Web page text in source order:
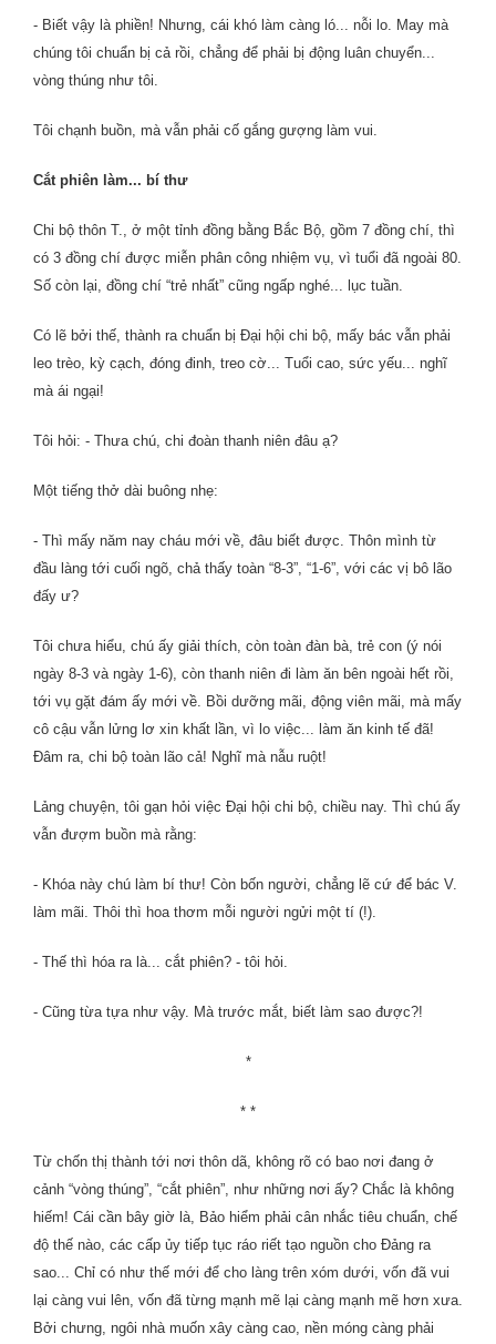
- Biết vậy là phiền! Nhưng, cái khó làm càng ló... nỗi lo. May mà
chúng tôi chuẩn bị cả rồi, chẳng để phải bị động luân chuyển...
vòng thúng như tôi.
Tôi chạnh buồn, mà vẫn phải cố gắng gượng làm vui.
Cắt phiên làm... bí thư
Chi bộ thôn T., ở một tỉnh đồng bằng Bắc Bộ, gồm 7 đồng chí, thì
có 3 đồng chí được miễn phân công nhiệm vụ, vì tuổi đã ngoài 80.
Số còn lại, đồng chí “trẻ nhất” cũng ngấp nghé... lục tuần.
Có lẽ bởi thế, thành ra chuẩn bị Đại hội chi bộ, mấy bác vẫn phải
leo trèo, kỳ cạch, đóng đinh, treo cờ... Tuổi cao, sức yếu... nghĩ
mà ái ngại!
Tôi hỏi: - Thưa chú, chi đoàn thanh niên đâu ạ?
Một tiếng thở dài buông nhẹ:
- Thì mấy năm nay cháu mới về, đâu biết được. Thôn mình từ
đầu làng tới cuối ngõ, chả thấy toàn “8-3”, “1-6”, với các vị bô lão
đấy ư?
Tôi chưa hiểu, chú ấy giải thích, còn toàn đàn bà, trẻ con (ý nói
ngày 8-3 và ngày 1-6), còn thanh niên đi làm ăn bên ngoài hết rồi,
tới vụ gặt đám ấy mới về. Bồi dưỡng mãi, động viên mãi, mà mấy
cô cậu vẫn lửng lơ xin khất lần, vì lo việc... làm ăn kinh tế đã!
Đâm ra, chi bộ toàn lão cả! Nghĩ mà nẫu ruột!
Lảng chuyện, tôi gạn hỏi việc Đại hội chi bộ, chiều nay. Thì chú ấy
vẫn đượm buồn mà rằng:
- Khóa này chú làm bí thư! Còn bốn người, chẳng lẽ cứ để bác V.
làm mãi. Thôi thì hoa thơm mỗi người ngửi một tí (!).
- Thế thì hóa ra là... cắt phiên? - tôi hỏi.
- Cũng từa tựa như vậy. Mà trước mắt, biết làm sao được?!
*
* *
Từ chốn thị thành tới nơi thôn dã, không rõ có bao nơi đang ở
cảnh “vòng thúng”, “cắt phiên”, như những nơi ấy? Chắc là không
hiếm! Cái cần bây giờ là, Bảo hiểm phải cân nhắc tiêu chuẩn, chế
độ thế nào, các cấp ủy tiếp tục ráo riết tạo nguồn cho Đảng ra
sao... Chỉ có như thế mới để cho làng trên xóm dưới, vốn đã vui
lại càng vui lên, vốn đã từng mạnh mẽ lại càng mạnh mẽ hơn xưa.
Bởi chưng, ngôi nhà muốn xây càng cao, nền móng càng phải